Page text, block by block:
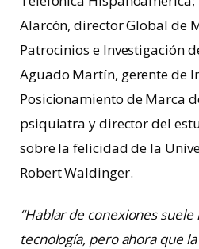
Alarcón, director Global de
Patrocinios e Investigación
Aguado Martín, gerente de
Posicionamiento de Marca
psiquiatra y director del
sobre la felicidad de la
Robert Waldinger.
“Hablar de conexiones
tecnología, pero ahora que